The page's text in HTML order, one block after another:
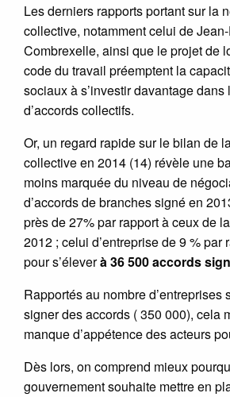
Les derniers rapports portant sur la
collective, notamment celui de
Combrexelle, ainsi que le projet de
code du travail préemptent la
sociaux à s’investir davantage dans
d’accords collectifs.
Or, un regard rapide sur le bilan de
collective en 2014 (14) révèle une
moins marquée du niveau de
d’accords de branches signé en
près de 27% par rapport à ceux de
2012 ; celui d’entreprise de 9 % par
pour s’éleverà 36 500 accords
Rapportés au nombre d’entreprises
signer des accords ( 350 000), cela
manque d’appétence des acteurs
Dès lors, on comprend mieux
gouvernement souhaite mettre en